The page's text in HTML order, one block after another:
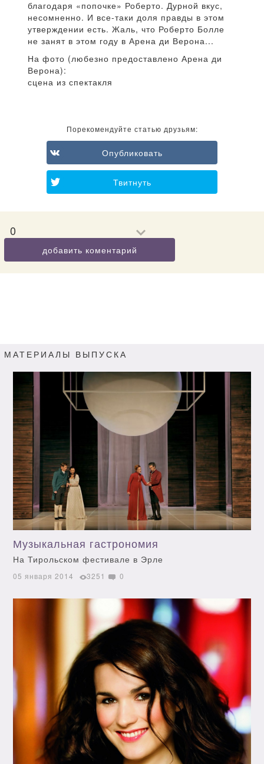
благодаря «попочке» Роберто. Дурной вкус,
несомненно. И все-таки доля правды в этом
утверждении есть. Жаль, что Роберто Болле
не занят в этом году в Арена ди Верона...
На фото (любезно предоставлено Арена ди
Верона):
сцена из спектакля
Порекомендуйте статью друзьям:
Опубликовать
Твитнуть
0
добавить коментарий
МАТЕРИАЛЫ ВЫПУСКА
Музыкальная гастрономия
На Тирольском фестивале в Эрле
05 января 2014 3251 0